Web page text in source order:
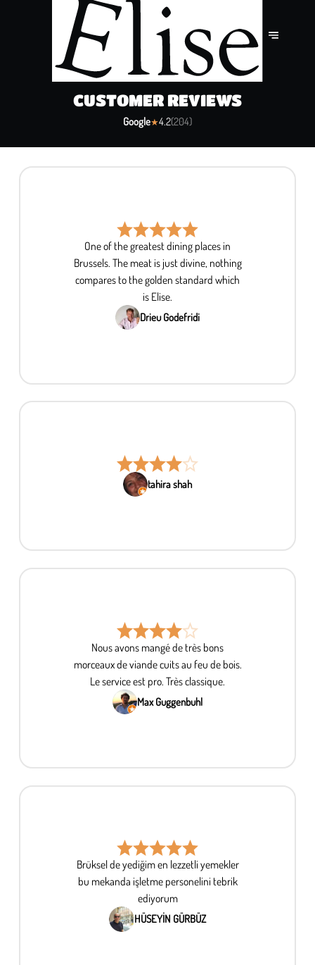
CUSTOMER REVIEWS
Google★4.2(204)
One of the greatest dining places in
Brussels. The meat is just divine, nothing
compares to the golden standard which
is Elise.
Drieu Godefridi
tahira shah
Nous avons mangé de très bons
morceaux de viande cuits au feu de bois.
Le service est pro. Très classique.
Max Guggenbuhl
Brüksel de yediğim en lezzetli yemekler
bu mekanda işletme personelini tebrik
ediyorum
HÜSEYİN GÜRBÜZ